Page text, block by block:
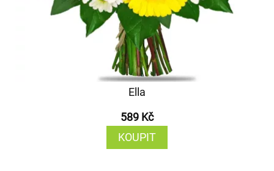
Ella
589 Kč
KOUPIT